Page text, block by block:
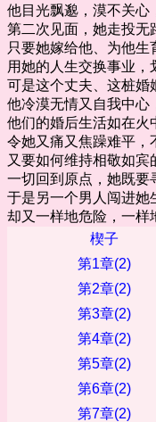
他目光飘邈，漠不关心
第二次见面，她走投无
只要她嫁给他、为他
用她的人生交换事业，
可是这个丈夫、这桩婚
他冷漠无情又自我中心
他们的婚后生活如在火
令她又痛又焦躁难平，
又要如何维持相敬如宾
一切回到原点，她既要
于是另一个男人闯进她
却又一样地危险，一样
楔子
第1章(2)
第2章(2)
第3章(2)
第4章(2)
第5章(2)
第6章(2)
第7章(2)